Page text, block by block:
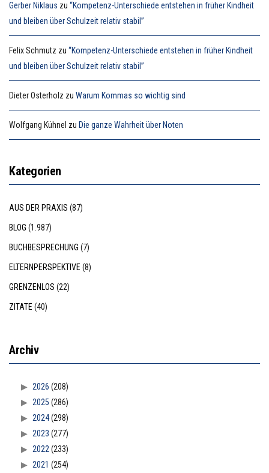
Gerber Niklaus zu “Kompetenz-Unterschiede entstehen in früher Kindheit
und bleiben über Schulzeit relativ stabil”
Felix Schmutz zu “Kompetenz-Unterschiede entstehen in früher Kindheit
und bleiben über Schulzeit relativ stabil”
Dieter Osterholz zu Warum Kommas so wichtig sind
Wolfgang Kühnel zu Die ganze Wahrheit über Noten
Kategorien
AUS DER PRAXIS (87)
BLOG (1.987)
BUCHBESPRECHUNG (7)
ELTERNPERSPEKTIVE(8)
GRENZENLOS (22)
ZITATE(40)
Archiv
2026 (208)
2025 (286)
2024(298)
2023 (277)
2022(233)
2021 (254)